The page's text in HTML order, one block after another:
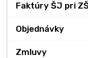
Faktúry ŠJ pri
Objednávky
Zmluvy